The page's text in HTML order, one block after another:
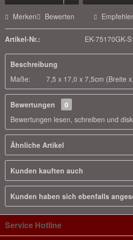
Merken Bewerten
Artikel-Nr.: EK-75170GK-
Beschreibung
Maße: 7,5 x 17,0 x 7,5cm (Breite
Bewertungen
0
Bewertungen lesen, schreiben und
Ähnliche Artikel
Kunden kauften auch
Kunden haben sich ebenfalls
Service Hotline